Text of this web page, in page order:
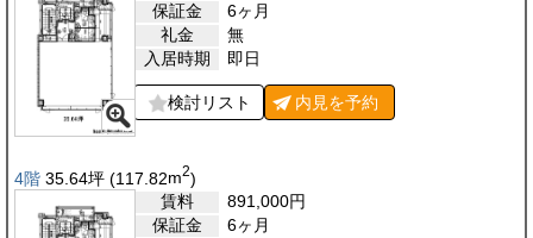
保証金
6ヶ月
礼金
無
入居時期
即日
検討リスト 内見を予約
4階 35.64坪 (117.82m2)
賃料
891,000円
保証金
6ヶ月